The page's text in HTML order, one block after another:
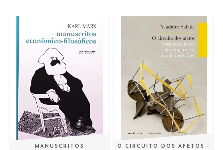
MANUSCRITOS
O CIRCUITO DOS AFETOS -